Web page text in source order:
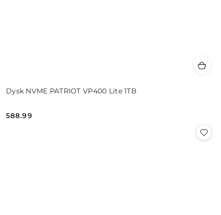
Dysk NVME PATRIOT VP400 Lite 1TB
Cena:
588.99